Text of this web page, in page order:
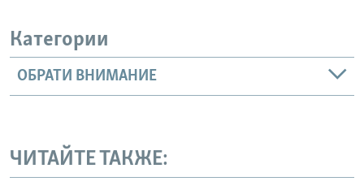
Категории
ОБРАТИ ВНИМАНИЕ
ЧИТАЙТЕ ТАКЖЕ: